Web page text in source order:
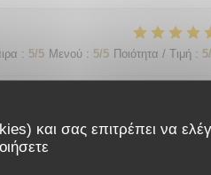
και σας επιτρέπει να
: 5/5 Μενού : 5/5 Ποιότητα / Τιμή : 5
: 5 /5 Μενού: 5/5 Ποιότητα / Τιμή: 5